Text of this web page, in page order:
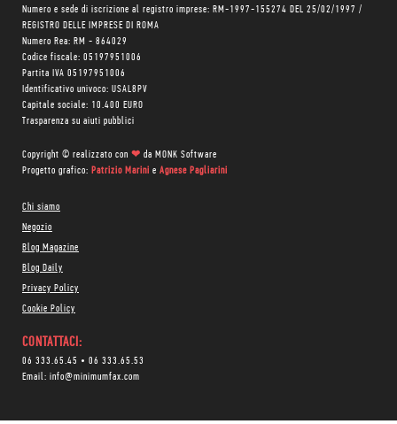
Numero e sede di iscrizione al registro imprese: RM-1997-155274 DEL 25/02/1997 /
REGISTRO DELLE IMPRESE DI ROMA
Numero Rea: RM - 864029
Codice fiscale: 05197951006
Partita IVA 05197951006
Identificativo univoco: USAL8PV
Capitale sociale: 10.400 EURO
Trasparenza su aiuti pubblici
Copyright © realizzato con ❤ da MONK Software
Progetto grafico: Patrizio Marini e Agnese Pagliarini
Chi siamo
Negozio
Blog Magazine
Blog Daily
Privacy Policy
Cookie Policy
CONTATTACI:
06 333.65.45 • 06 333.65.53
Email: info@minimumfax.com